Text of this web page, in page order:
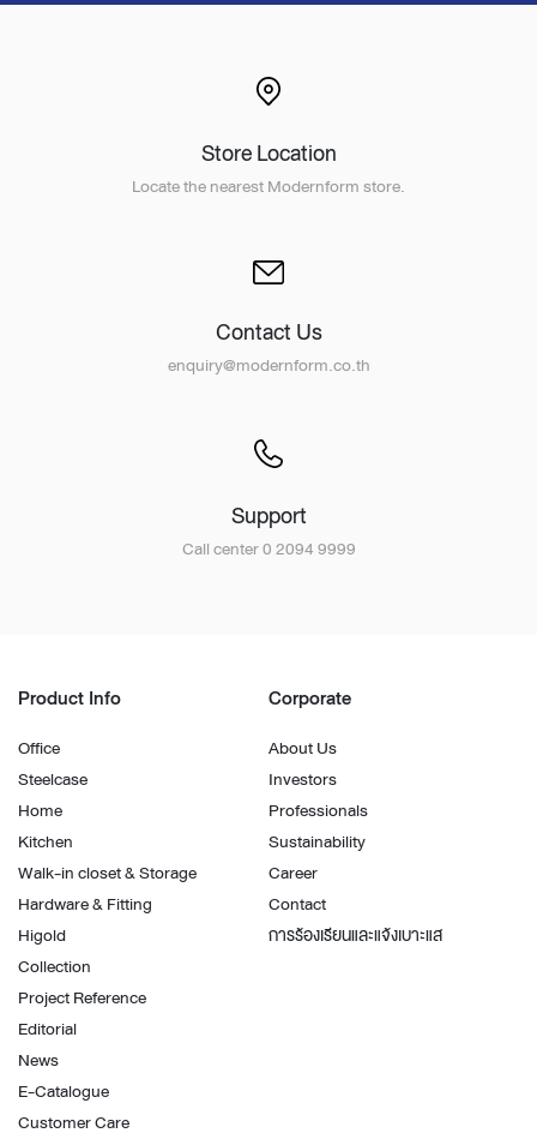
Store Location
Locate the nearest Modernform store.
Contact Us
enquiry@modernform.co.th
Support
Call center 0 2094 9999
Product Info
Office
Steelcase
Home
Kitchen
Walk-in closet & Storage
Hardware & Fitting
Higold
Collection
Project Reference
Editorial
News
E-Catalogue
Customer Care
Corporate
About Us
Investors
Professionals
Sustainability
Career
Contact
การร้องเรียนและแจ้งเบาะแส